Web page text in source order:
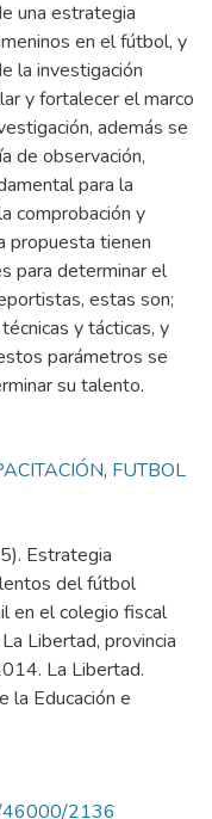
una estrategia
en el fútbol, y
la investigación
y fortalecer el marco
además se
de observación,
para la
comprobación y
propuesta tienen
para determinar el
estas son;
y tácticas, y
parámetros se
su talento.
, FUTBOL
Estrategia
del fútbol
en el colegio fiscal
Libertad, provincia
La Libertad.
la Educación e
46000/2136